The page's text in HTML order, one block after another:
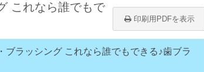
これなら誰でもで
印刷用PDFを表示
ブラッシング これなら誰でもできる♪歯ブラ